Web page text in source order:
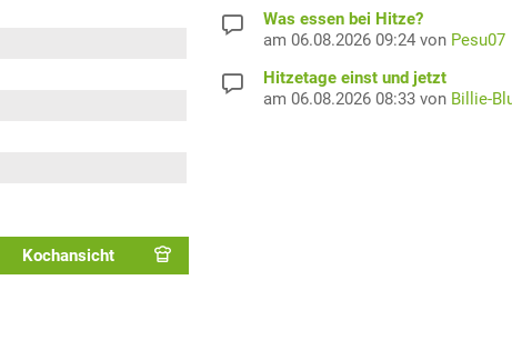
Kochansicht
Was essen bei Hitze?
am 06.08.2026 09:24 von Pesu07
Hitzetage einst und jetzt
am 06.08.2026 08:33 von Billie-